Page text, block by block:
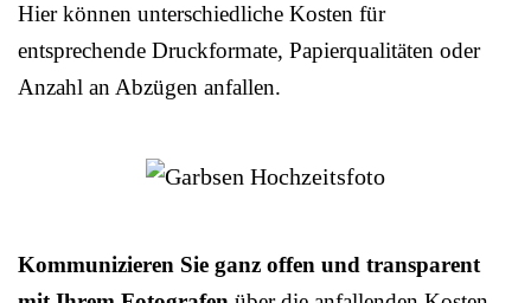
Hier können unterschiedliche Kosten für
entsprechende Druckformate, Papierqualitäten oder
Anzahl an Abzügen anfallen.
Kommunizieren Sie ganz offen und transparent